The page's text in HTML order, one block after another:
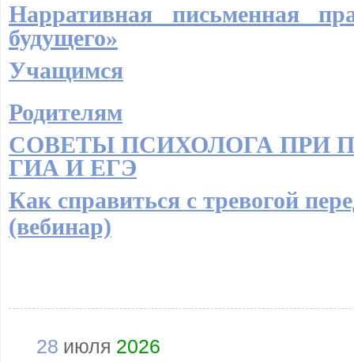
Нарративная письменная
будущего»
Учащимся
Родителям
СОВЕТЫ ПСИХОЛОГА ПРИ
ГИА И ЕГЭ
Как справиться с тревогой
(вебинар)
28 июля 2026